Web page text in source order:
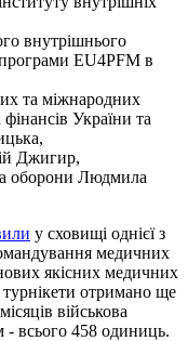
внутрішнього
EU4PFM в
та міжнародних
України та
Джигир,
оборони Людмила
у сховищі однієї з
медичних
якісних медичних
отримано ще
військова
- всього 458 одиниць.